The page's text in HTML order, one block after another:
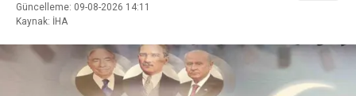
Güncelleme: 09-08-2026 14:11
Kaynak: İHA